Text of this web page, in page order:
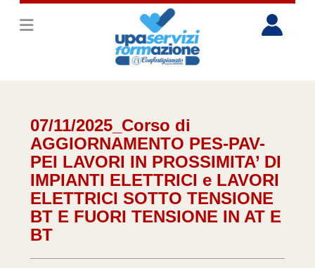
07/11/2025_Corso di
AGGIORNAMENTO PES-PAV-
PEI LAVORI IN PROSSIMITA’ DI
IMPIANTI ELETTRICI e LAVORI
ELETTRICI SOTTO TENSIONE
BT E FUORI TENSIONE IN AT E
BT